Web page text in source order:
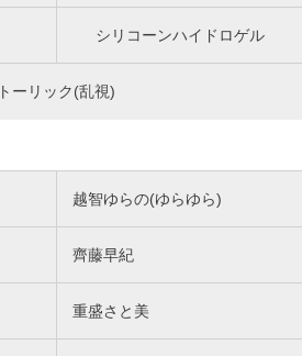
シリコーンハイドロゲル
トーリック(乱視)
越智ゆらの(ゆらゆら)
齊藤早紀
重盛さと美